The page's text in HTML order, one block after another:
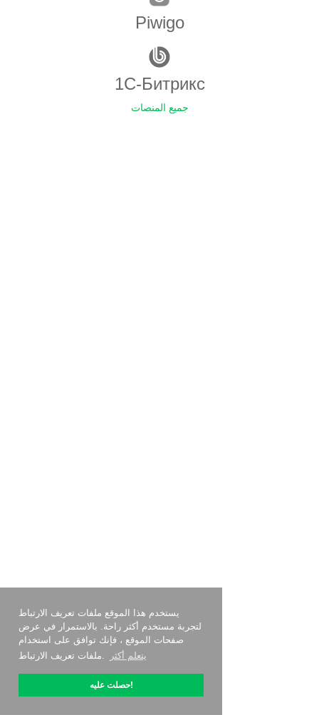
يستخدم هذا الموقع ملفات تعريف الارتباط
لتجربة مستخدم أكثر راحة. بالاستمرار في عرض
صفحات الموقع ، فإنك توافق على استخدام
ملفات تعريف الارتباط.
يتعلم أكثر
حصلت عليه!
Piwigo
1С-Битрикс
جميع المنصات